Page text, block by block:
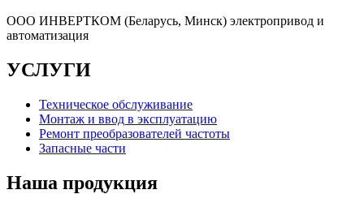
ООО ИНВЕРТКОМ (Беларусь, Минск) электропривод и
автоматизация
УСЛУГИ
Техническое обслуживание
Монтаж и ввод в эксплуатацию
Ремонт преобразователей частоты
Запасные части
Наша продукция